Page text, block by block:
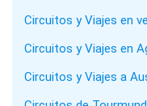
Circuitos y Viajes en
Circuitos y Viajes en
Circuitos y Viajes a